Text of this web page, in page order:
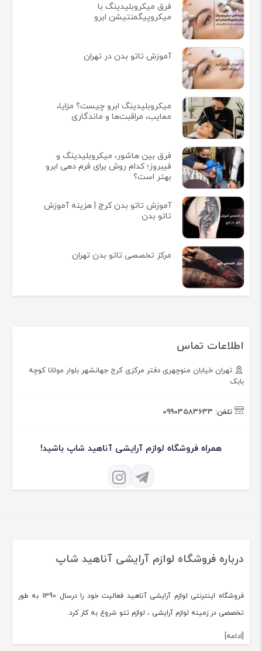
فرق میکروبلیدینگ با
میکروپیگمنتیشن ابرو
آموزش تاتو بدن در تهران
میکروبلیدینگ ابرو چیست؟ مزایا،
معایب، مراقبت‌ها و ماندگاری
فرق بین هاشور، میکروبلیدینگ و
فیبروز؛ کدام روش برای فرم دهی ابرو
بهتر است؟
آموزش تاتو بدن کرج | هزینه آموزش
تاتو بدن
مرکز تخصصی تاتو بدن تهران
اطلاعات تماس
تهران خیابان منوچهری دفتر مرکزی کرج جهانشهر بلوار مولانا کوچه
بابک
تلفن: 09903583633
همراه فروشگاه لوازم آرایشی آناهید شاپ باشید!
درباره فروشگاه لوازم آرایشی آناهید شاپ
فروشگاه اینترنتی لوازم آرایشی آناهید فعالیت خود را درسال 1390 به طور
تخصصی در زمینه لوازم آرایشی ، لوازم تتو شروع به کار کرد.
[ادامه]